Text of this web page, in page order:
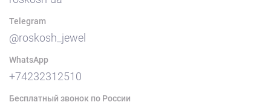
Telegram
@roskosh_jewel
WhatsApp
+74232312510
Бесплатный звонок по России